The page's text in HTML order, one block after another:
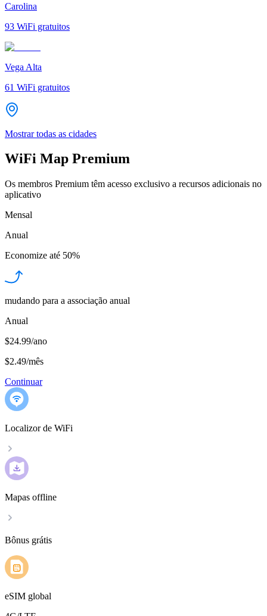
Carolina
93 WiFi gratuitos
Vega Alta
61 WiFi gratuitos
Mostrar todas as cidades
WiFi Map Premium
Os membros Premium têm acesso exclusivo a recursos adicionais no
aplicativo
Mensal
Anual
Economize até 50%
mudando para a associação anual
Anual
$24.99/ano
$2.49/mês
Continuar
Localizor de WiFi
Mapas offline
Bônus grátis
eSIM global